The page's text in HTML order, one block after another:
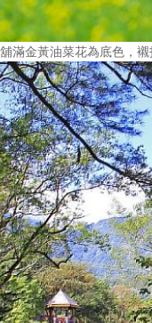
滿金黃油菜花為底色，